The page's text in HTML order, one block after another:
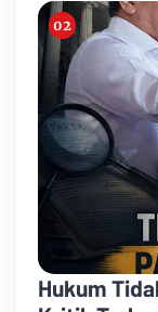
Hukum